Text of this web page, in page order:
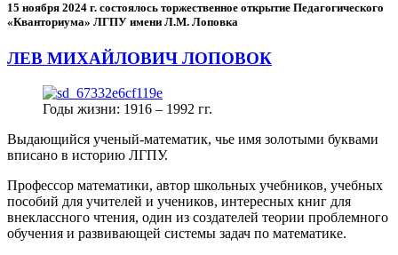
15 ноября 2024 г. состоялось торжественное открытие Педагогического
«Кванториума» ЛГПУ имени Л.М. Лоповка
ЛЕВ МИХАЙЛОВИЧ ЛОПОВОК
Годы жизни: 1916 – 1992 гг.
Выдающийся ученый-математик, чье имя золотыми буквами
вписано в историю ЛГПУ.
Профессор математики, автор школьных учебников, учебных
пособий для учителей и учеников, интересных книг для
внеклассного чтения, один из создателей теории проблемного
обучения и развивающей системы задач по математике.